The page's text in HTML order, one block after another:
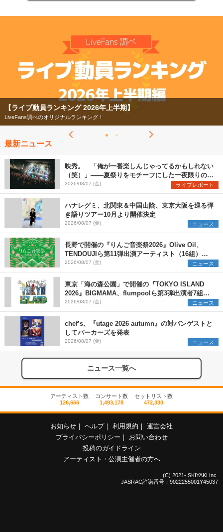
【ライブ動員ランキング 2026年上半期】
LiveFans調べのオリジナルランキング！
最新ニュース
映秀。 「俺が一番楽しんじゃってるかもしれない
（笑）」――夏祭りをモチーフにした一夜限りのス
ペシャルライブ『色祭』レポート
2026/08/07 (金) ライブレポート
ハナレグミ、北関東＆中国山陰、東京大阪を巡る弾
き語りツアー10月より開催決定
2026/08/07 (金) ニュース
長野で開催の『りんご音楽祭2026』Olive Oil、
TENDOUJIら第11弾出演アーティスト（16組）を
発表
2026/08/07 (金) ニュース
東京「海の森公園」で開催の『TOKYO ISLAND
2026』BIGMAMA、flumpoolら第3弾出演者7組を
発表 ワークショップ・アート出展者を募集
2026/08/07 (金) ニュース
chef’s、『utage 2026 autumn』の対バンゲストと
してパーカーズを発表
2026/08/07 (金) ニュース
ニュース一覧へ
アーティスト数
126,666
コンサート数
1,493,178
セットリスト数
472,330
お知らせ ｜ ヘルプ｜ 利用規約 ｜ 運営会社
プライバシーポリシー ｜
お問い合わせ
投稿のガイドライン
アーティスト・公演主催者の方へ
(C) 2021- SKIYAKI Inc.
JASRAC許諾番号：9022255001Y45037